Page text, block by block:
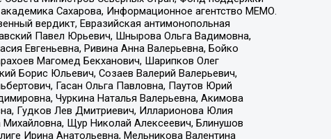
Сахарова, Информационное агентство МЕМО.
вердикт, Евразийская антимонопольная
Павел Юрьевич, Шнырова Ольга Вадимовна,
Евгеньевна, Ривина Анна Валерьевна, Бойко
Магомед Бекханович, Шарипков Олег
Борис Юльевич, Созаев Валерий Валерьевич,
Гасан Ольга Павловна, Паутов Юрий
Чуркина Наталья Валерьевна, Акимова
Гудков Лев Дмитриевич, Илларионова Юлия
Михайловна, Щур Николай Алексеевич, Блинушов
Ирина Анатольевна, Мельникова Валентина